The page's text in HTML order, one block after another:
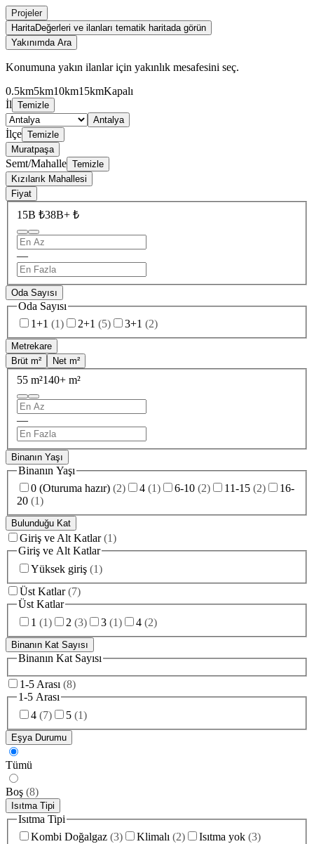
Projeler
HaritaDeğerleri ve ilanları tematik haritada görün
Yakınımda Ara
Konumuna yakın ilanlar için yakınlık mesafesini seç.
0.5km5km10km15kmKapalı
İl Temizle
Antalya
İlçe Temizle
Muratpaşa
Semt/Mahalle Temizle
Kızılarık Mahallesi
Fiyat
15B ₺38B+ ₺
—
Oda Sayısı
Oda Sayısı
1+1 (1) 2+1 (5) 3+1 (2)
Metrekare
Brüt m²
Net m²
55 m²140+ m²
—
Binanın Yaşı
Binanın Yaşı
0 (Oturuma hazır) (2) 4 (1) 6-10 (2) 11-15 (2)
16-
20 (1)
Bulunduğu Kat
Giriş ve Alt Katlar (1)
Giriş ve Alt Katlar
Yüksek giriş (1)
Üst Katlar (7)
Üst Katlar
1 (1) 2 (3) 3 (1) 4 (2)
Binanın Kat Sayısı
Binanın Kat Sayısı
1-5 Arası (8)
1-5 Arası
4 (7) 5 (1)
Eşya Durumu
Tümü
Boş (8)
Isıtma Tipi
Isıtma Tipi
Kombi Doğalgaz (3) Klimalı (2) Isıtma yok (3)